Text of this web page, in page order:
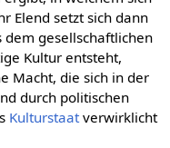
Elend setzt sich dann
gesellschaftlichen
Kultur entsteht,
Macht, die sich in der
durch politischen
Kulturstaatverwirklicht